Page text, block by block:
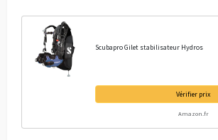
Scubapro Gilet stabilisateur Hydros
Vérifier prix
Amazon.fr